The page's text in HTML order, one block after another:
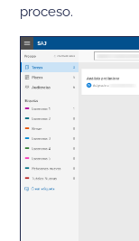
proceso.